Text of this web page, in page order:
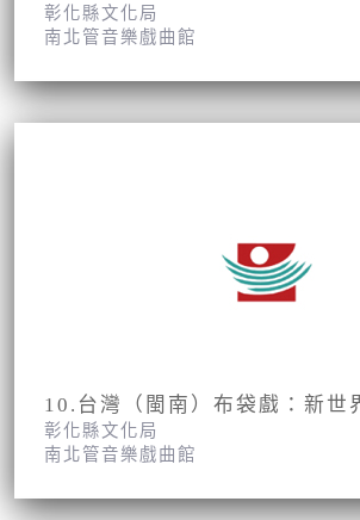
彰化縣文化局
南北管音樂戲曲館
彰化縣文化局
南北管音樂戲曲館